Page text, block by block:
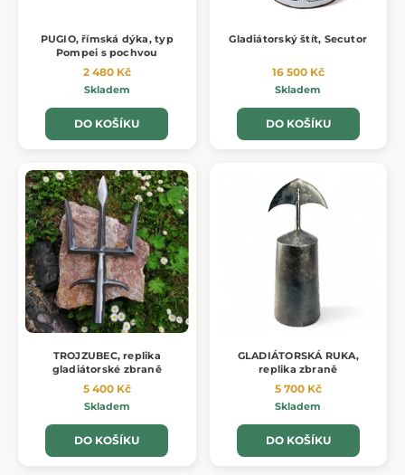
PUGIO, římská dýka, typ
Pompei s pochvou
2 480 Kč
Skladem
DO KOŠÍKU
Gladiátorský štít, Secutor
16 500 Kč
Skladem
DO KOŠÍKU
TROJZUBEC, replika
gladiátorské zbraně
5 400 Kč
Skladem
DO KOŠÍKU
GLADIÁTORSKÁ RUKA,
replika zbraně
5 700 Kč
Skladem
DO KOŠÍKU